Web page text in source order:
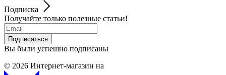
Подписка
Получайте только полезные статьи!
Подписаться
Вы были успешно подписаны
© 2026 Интернет-магазин на